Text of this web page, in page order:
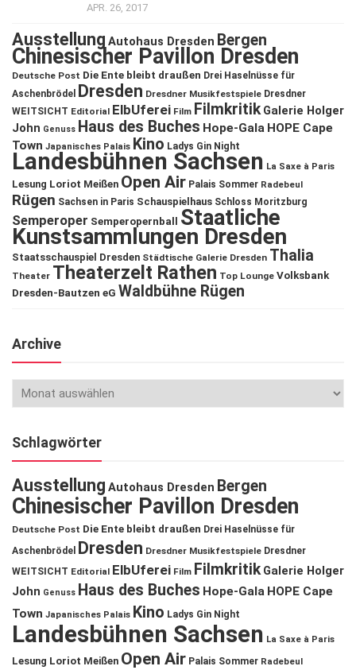
APR. 26, 2017
Ausstellung Autohaus Dresden Bergen
Chinesischer Pavillon Dresden
Deutsche Post Die Ente bleibt draußen Drei Haselnüsse für
Aschenbrödel
Dresden Dresdner Musikfestspiele Dresdner
WEITSICHT Editorial ElbUferei Film Filmkritik Galerie Holger
John Genuss Haus des Buches Hope-Gala HOPE Cape
Town Japanisches Palais Kino Ladys Gin Night
Landesbühnen Sachsen La Saxe à Paris
Lesung Loriot Meißen Open Air Palais Sommer Radebeul
Rügen Sachsen in Paris Schauspielhaus Schloss Moritzburg
Semperoper Semperopernball Staatliche
Kunstsammlungen Dresden
Staatsschauspiel Dresden Städtische Galerie Dresden Thalia
Theater Theaterzelt Rathen Top Lounge Volksbank
Dresden-Bautzen eG Waldbühne Rügen
Archive
Schlagwörter
Ausstellung Autohaus Dresden Bergen
Chinesischer Pavillon Dresden
Deutsche Post Die Ente bleibt draußen Drei Haselnüsse für
Aschenbrödel
Dresden Dresdner Musikfestspiele Dresdner
WEITSICHT Editorial ElbUferei Film Filmkritik Galerie Holger
John Genuss Haus des Buches Hope-Gala HOPE Cape
Town Japanisches Palais Kino Ladys Gin Night
Landesbühnen Sachsen La Saxe à Paris
Lesung Loriot Meißen Open Air Palais Sommer Radebeul